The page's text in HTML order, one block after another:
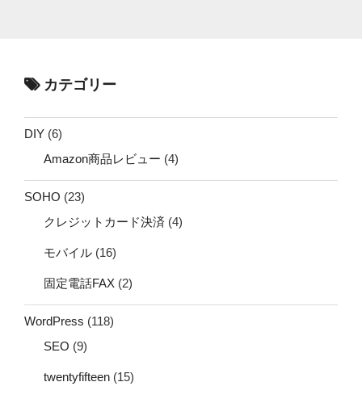
カテゴリー
DIY (6)
Amazon商品レビュー (4)
SOHO (23)
クレジットカード決済 (4)
モバイル (16)
固定電話FAX (2)
WordPress (118)
SEO (9)
twentyfifteen (15)